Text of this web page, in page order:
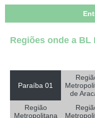
Sebastião de Lagoa de Roça
recebimento de
empresa de recebimento e
recebimento de
empresa de serviço de
recebimento de entrega e
Regiões onde a
Paraíba 01
de
Região
Metropolitana